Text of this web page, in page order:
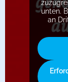
unten.
an